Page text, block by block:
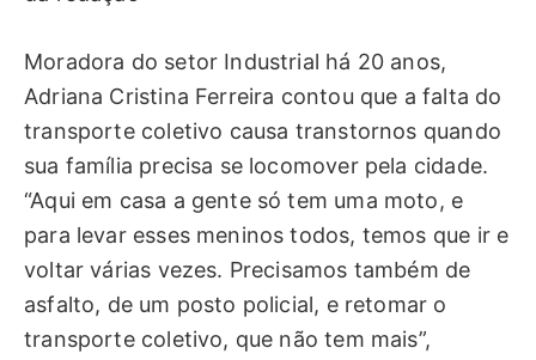
Moradora do setor Industrial há 20 anos,
Adriana Cristina Ferreira contou que a falta do
transporte coletivo causa transtornos quando
sua família precisa se locomover pela cidade.
“Aqui em casa a gente só tem uma moto, e
para levar esses meninos todos, temos que ir e
voltar várias vezes. Precisamos também de
asfalto, de um posto policial, e retomar o
transporte coletivo, que não tem mais”,